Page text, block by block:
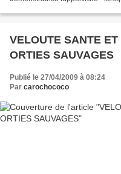
VELOUTE SANTE
ORTIES SAUVAGES
Publié le 27/04/2009 à 08:24
Par carochococo